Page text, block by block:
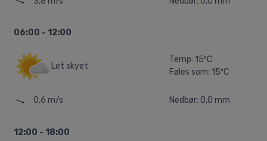
06:00 - 12:00
Let skyet
Temp: 15ºC
Føles som: 15ºC
0,6 m/s Nedbør: 0,0 mm
12:00 - 18:00